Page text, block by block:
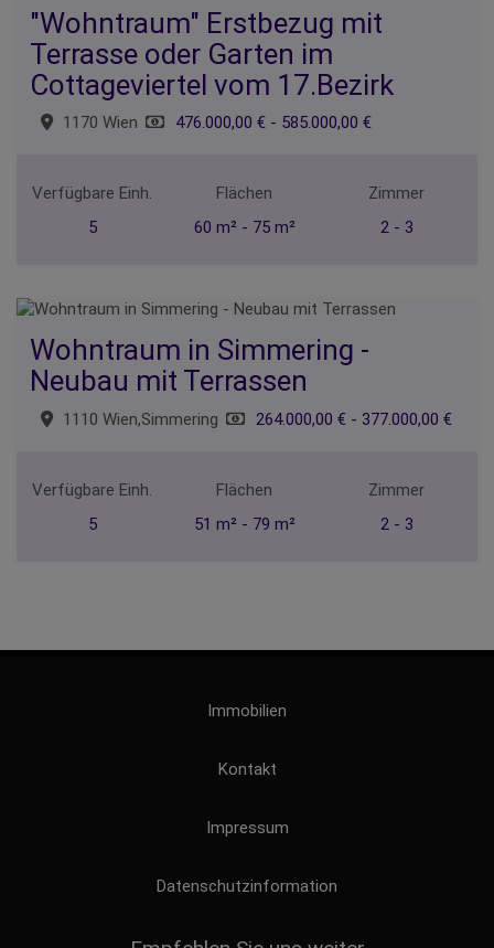
"Wohntraum" Erstbezug mit
Terrasse oder Garten im
Cottageviertel vom 17.Bezirk
1170 Wien 476.000,00 € - 585.000,00 €
Verfügbare Einh.
5
Flächen
60 m² - 75 m²
Zimmer
2 - 3
Wohntraum in Simmering -
Neubau mit Terrassen
1110 Wien,Simmering 264.000,00 € - 377.000,00 €
Verfügbare Einh.
5
Flächen
51 m² - 79 m²
Zimmer
2 - 3
Immobilien
Kontakt
Impressum
Datenschutzinformation